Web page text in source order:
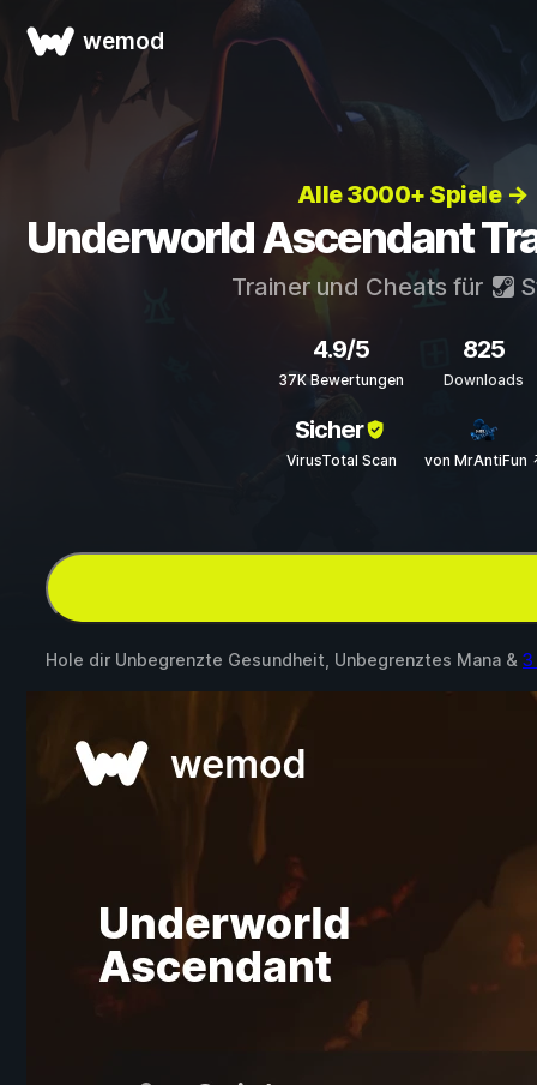
wemod
Alle 3000+ Spiele →
Underworld Ascendant
Trainer und Cheats für
4.9/5
37K Bewertungen
825
Downloads
Sicher
VirusTotal Scan von MrAntiFun
Hole dir Unbegrenzte Gesundheit, Unbegrenztes Mana & 3